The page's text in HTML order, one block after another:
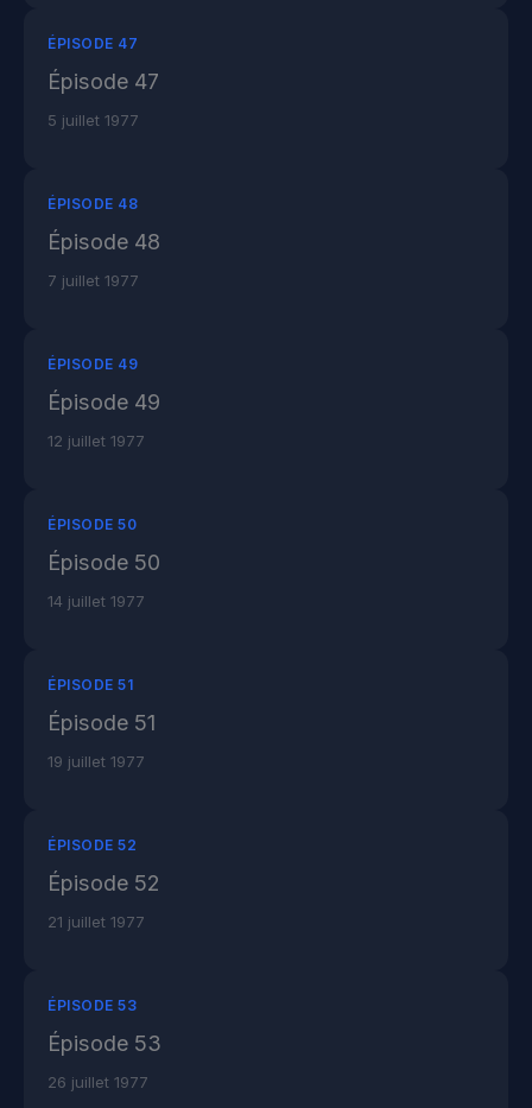
ÉPISODE 47
Épisode 47
5 juillet 1977
ÉPISODE 48
Épisode 48
7 juillet 1977
ÉPISODE 49
Épisode 49
12 juillet 1977
ÉPISODE 50
Épisode 50
14 juillet 1977
ÉPISODE 51
Épisode 51
19 juillet 1977
ÉPISODE 52
Épisode 52
21 juillet 1977
ÉPISODE 53
Épisode 53
26 juillet 1977